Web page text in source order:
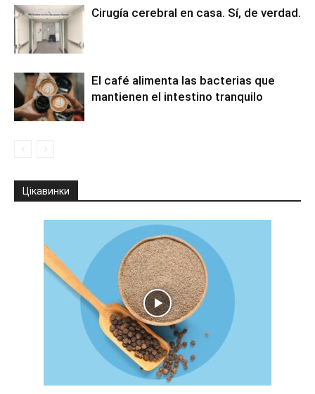
Cirugía cerebral en casa. Sí, de verdad.
El café alimenta las bacterias que
mantienen el intestino tranquilo
Цікавинки